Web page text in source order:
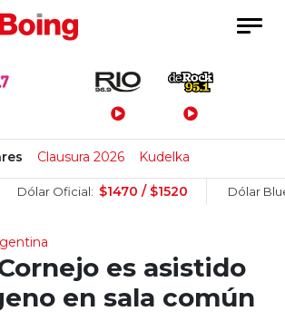
Clausura 2026 Kudelka
Dólar Oficial: $1470 / $1520 Dólar Blue:
es asistido
en sala común